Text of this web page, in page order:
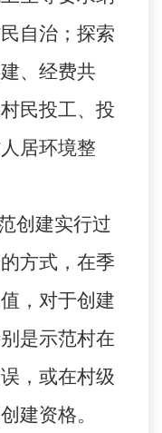
自治；探索
、经费共
民投工、投
居环境整
创建实行过
方式，在季
，对于创建
是示范村在
，或在村级
建资格。